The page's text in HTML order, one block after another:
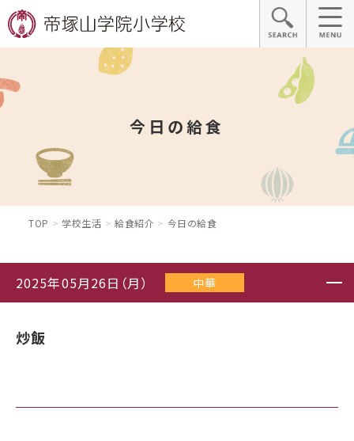
今日の給食
TOP 学校生活 給食紹介 今日の給食
2025年05月26日（月） 中華
炒飯